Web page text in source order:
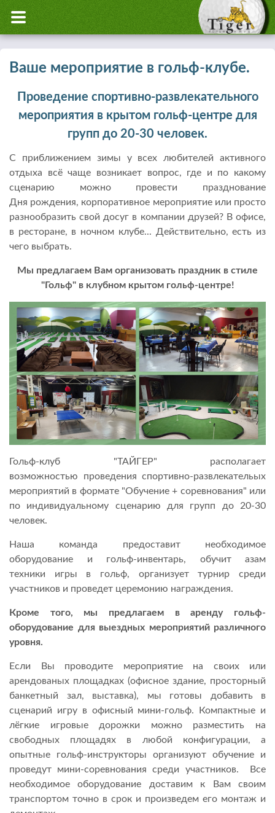
Ваше мероприятие в гольф-клубе.
Проведение спортивно-развлекательного
мероприятия в крытом гольф-центре для
групп до 20-30 человек.
С приближением зимы у всех любителей активного
отдыха всё чаще возникает вопрос, где и по какому
сценарию можно провести празднование
Дня рождения, корпоративное мероприятие или просто
разнообразить свой досуг в компании друзей? В офисе,
в ресторане, в ночном клубе... Действительно, есть из
чего выбрать.
Мы предлагаем Вам организовать праздник в стиле
"Гольф" в клубном крытом гольф-центре!
Гольф-клуб "ТАЙГЕР" располагает
возможностью проведения спортивно-развлекательых
мероприятий в формате "Обучение + соревнования" или
по индивидуальному сценарию для групп до 20-30
человек.
Наша команда предоставит необходимое
оборудование и гольф-инвентарь, обучит азам
техники игры в гольф, организует турнир среди
участников и проведет церемонию награждения.
Кроме того, мы предлагаем в аренду гольф-
оборудование для выездных мероприятий различного
уровня.
Если Вы проводите мероприятие на своих или
арендованых площадках (офисное здание, просторный
банкетный зал, выставка), мы готовы добавить в
сценарий игру в офисный мини-гольф. Компактные и
лёгкие игровые дорожки можно разместить на
свободных площадях в любой конфигурации, а
опытные гольф-инструкторы организуют обучение и
проведут мини-соревнования среди участников. Все
необходимое оборудование доставим к Вам своим
транспортом точно в срок и произведем его монтаж и